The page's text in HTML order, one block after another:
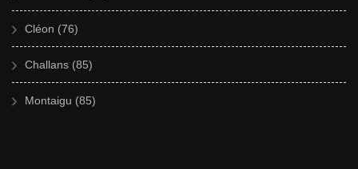
Cléon (76)
Challans (85)
Montaigu (85)